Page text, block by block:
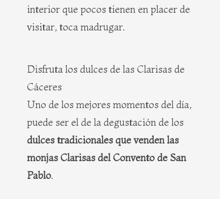
interior que pocos tienen en placer de
visitar, toca madrugar.
Disfruta los dulces de las Clarisas de
Cáceres
Uno de los mejores momentos del día,
puede ser el de la degustación de los
dulces tradicionales que venden las
monjas Clarisas del Convento de San
Pablo.